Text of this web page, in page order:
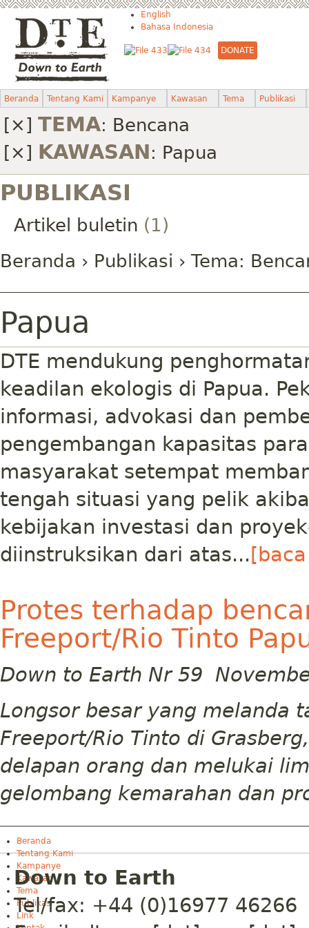
English
Bahasa Indonesia
DONATE
Beranda Tentang Kami Kampanye Kawasan Tema Publikasi
[×] TEMA: Bencana
[×] KAWASAN: Papua
PUBLIKASI
Artikel buletin (1)
Beranda › Publikasi › Tema:
Papua
DTE mendukung
keadilan ekologis di Papua.
informasi, advokasi dan
pengembangan kapasitas
masyarakat setempat
tengah situasi yang pelik
kebijakan investasi dan
diinstruksikan dari atas...
Protes terhadap
Freeport/Rio Tinto
Down to Earth Nr 59
Longsor besar yang melanda
Freeport/Rio Tinto di
delapan orang dan melukai
gelombang kemarahan dan
Beranda
Tentang Kami
Kampanye
Kawasan
Tema
Publikasi
Link
Down to Earth
Tel/fax: +44 (0)16977 46266